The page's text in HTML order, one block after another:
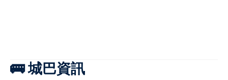
🚌 城巴資訊